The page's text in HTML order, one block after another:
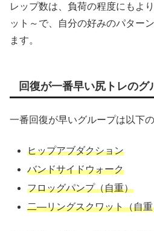
レップ数は、負荷の程度にもよ
ット～で、自分の好みのパター
ます。
回復が一番早い尻トレのグ
一番回復が早いグループは以下
ヒップアブダクション
バンドサイドウォーク
フロッグパンプ（自重）
二―リングスクワット（自